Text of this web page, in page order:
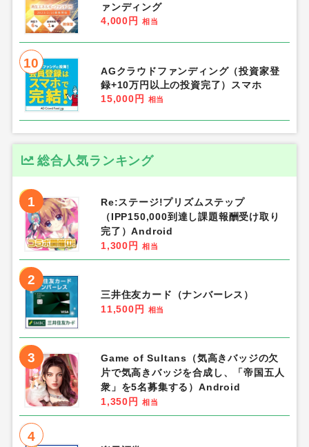
ァンディング
4,000円
相当
10
AGクラウドファンディング（投資家登
録+10万円以上の投資完了）スマホ
15,000円
相当
総合人気ランキング
1
Re:ステージ!プリズムステップ
（IPP150,000到達し課題報酬受け取り
完了）Android
1,300円
相当
2
三井住友カード（ナンバーレス）
11,500円
相当
3
Game of Sultans（気高きバッジの欠
片で気高きバッジを合成し、「帝国五人
衆」を5名募集する）Android
1,350円
相当
4